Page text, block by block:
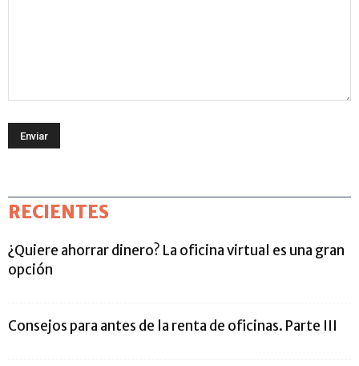
RECIENTES
¿Quiere ahorrar dinero? La oficina virtual es una gran
opción
Consejos para antes de la renta de oficinas. Parte III